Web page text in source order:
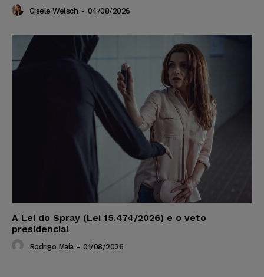
Gisele Welsch - 04/08/2026
A Lei do Spray (Lei 15.474/2026) e o veto
presidencial
Rodrigo Maia - 01/08/2026